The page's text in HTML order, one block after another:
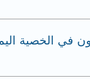
في الخصية